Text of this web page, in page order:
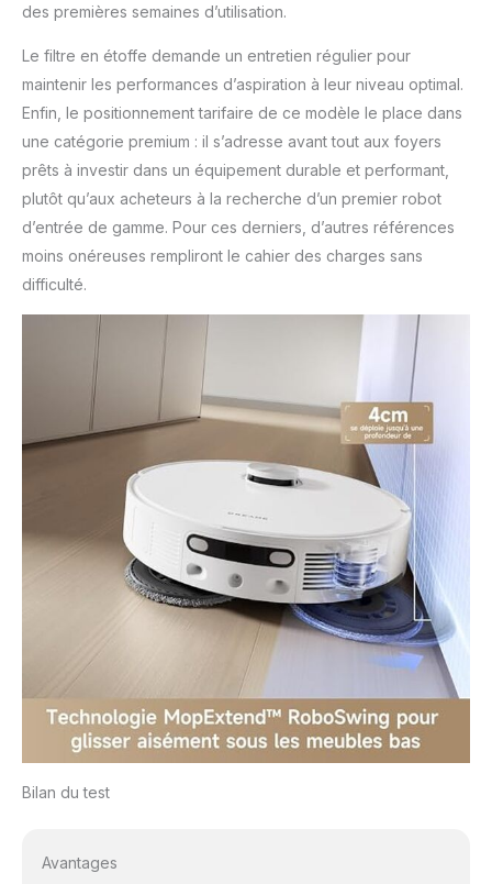
des premières semaines d’utilisation.
Le filtre en étoffe demande un entretien régulier pour
maintenir les performances d’aspiration à leur niveau optimal.
Enfin, le positionnement tarifaire de ce modèle le place dans
une catégorie premium : il s’adresse avant tout aux foyers
prêts à investir dans un équipement durable et performant,
plutôt qu’aux acheteurs à la recherche d’un premier robot
d’entrée de gamme. Pour ces derniers, d’autres références
moins onéreuses rempliront le cahier des charges sans
difficulté.
Bilan du test
Avantages